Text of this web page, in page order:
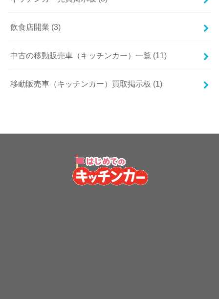
飲食店開業 (3)
中古の移動販売車（キッチンカー）一覧 (11)
移動販売車（キッチンカー）買取掲示板 (1)